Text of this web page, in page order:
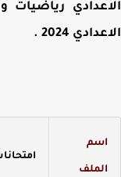
رياضيات
2024
.
اسم
الملف
امتحانات رياضيات -